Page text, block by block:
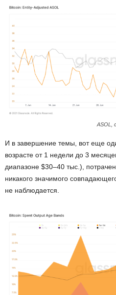
ASOL,
И в завершение темы, вот еще
возрасте от 1 недели до 3
диапазоне $30–40 тыс.),
никакого значимого
не наблюдается.